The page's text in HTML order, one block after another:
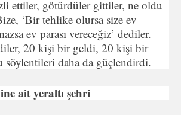
ettiler, götürdüler gittiler, ne oldu
‘Bir tehlike olursa size ev
ev parası vereceğiz’ dediler.
20 kişi bir geldi, 20 kişi bir
söylentileri daha da güçlendirdi.
ait yeraltı şehri